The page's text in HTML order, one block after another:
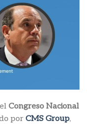
Congreso Nacional
por CMS Group,